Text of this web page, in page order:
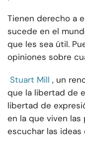
Tienen derecho a
sucede en el
que les sea útil.
opiniones sobre
Stuart Mill , un
que la libertad de
libertad de
en la que viven
escuchar las ideas